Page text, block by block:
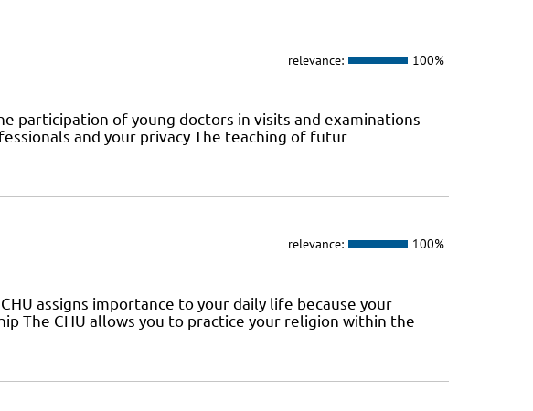
relevance: 100%
participation of young doctors in visits and examinations
and your privacy The teaching of futur
relevance: 100%
assigns importance to your daily life because your
The CHU allows you to practice your religion within the